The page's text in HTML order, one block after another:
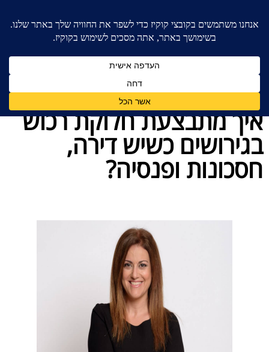
איך מתבצעת חלוקת רכוש בגירושים כשיש
איך מתבצעת חלוקת רכוש
בגירושים כשיש דירה,
חסכונות ופנסיה?